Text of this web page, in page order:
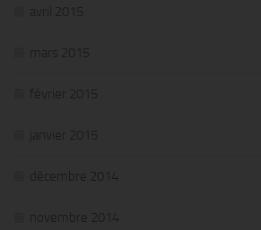
avril 2015
mars 2015
février 2015
janvier 2015
décembre 2014
novembre 2014